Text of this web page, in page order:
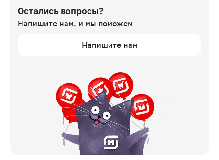
Остались вопросы?
Напишите нам, и мы поможем
Напишите нам